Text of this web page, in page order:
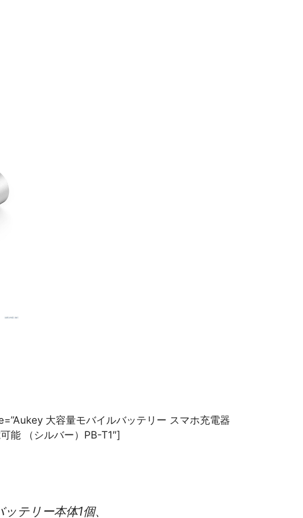
大容量モバイルバッテリー スマホ充電器
能 （シルバー）PB-T1″]
テリー本体1個、